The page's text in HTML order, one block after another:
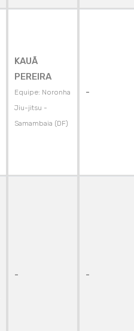
KAUÃ
PEREIRA
Equipe: Noronha
Jiu-jitsu -
Samambaia (DF)
-
- -